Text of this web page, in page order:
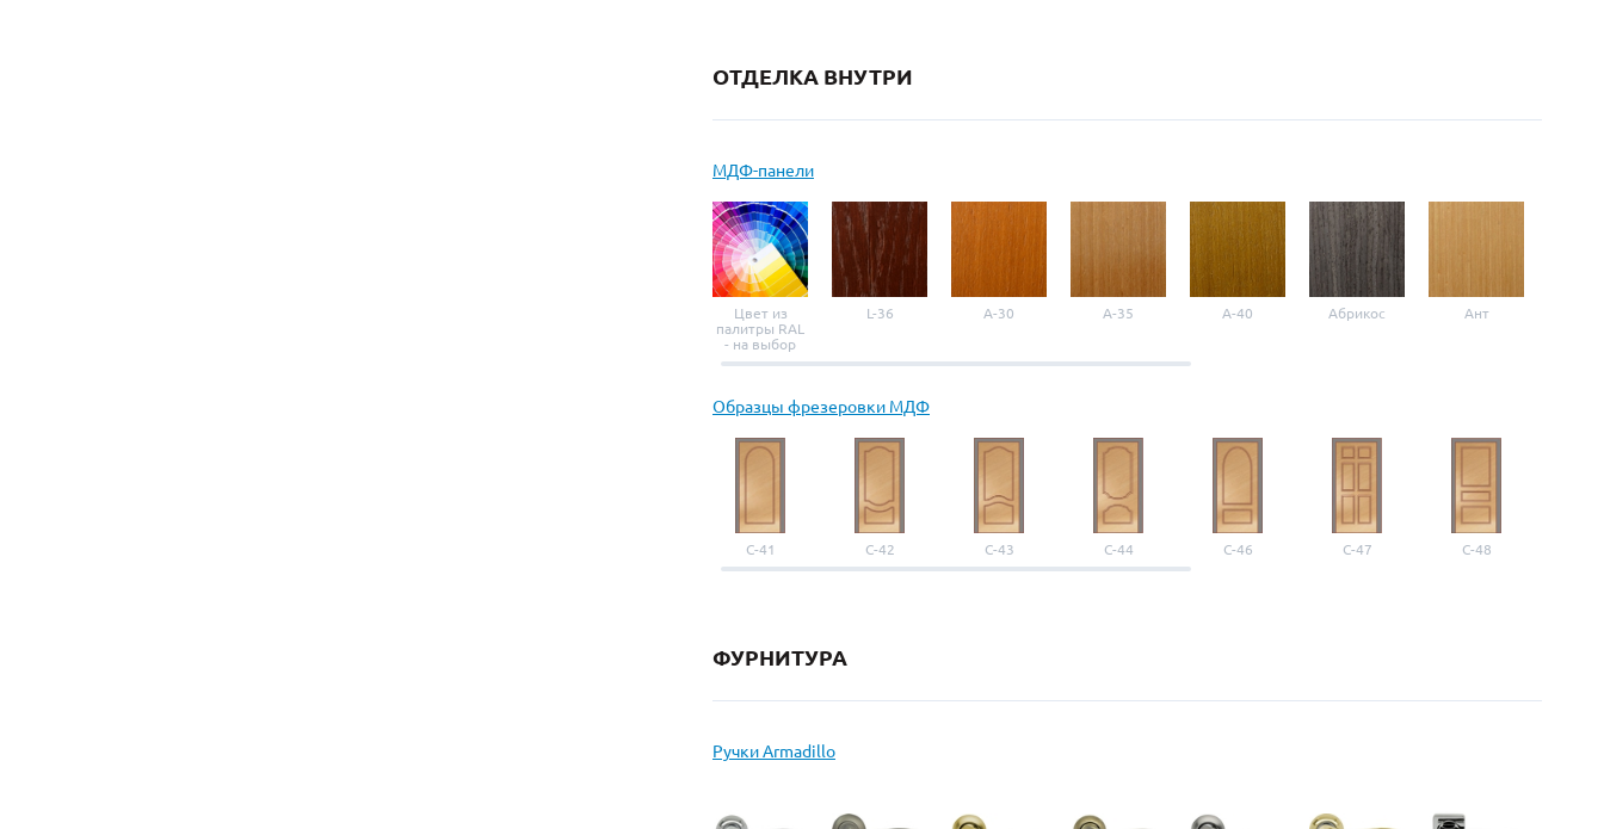
ОТДЕЛКА ВНУТРИ
МДФ-панели
Цвет из
палитры RAL
- на выбор
L-36 A-30 A-35 A-40 Абрикос Ант
Образцы фрезеровки МДФ
С-41 С-42 С-43 С-44 С-46 С-47 С-48
ФУРНИТУРА
Ручки Armadillo